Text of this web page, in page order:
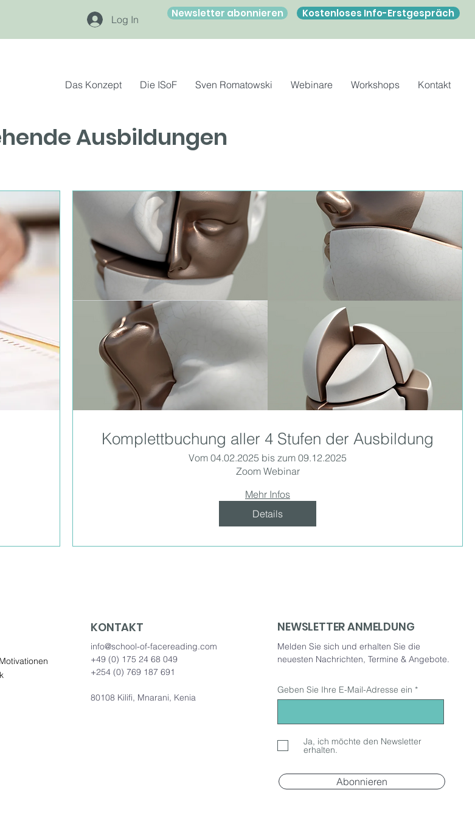
Log In Newsletter abonnieren Kostenloses Info-Erstgespräch
Das Konzept Die ISoF Sven Romatowski Webinare Workshops Kontakt
Ausbildungen
Komplettbuchung aller 4 Stufen der Ausbildung
Vom 04.02.2025 bis zum 09.12.2025
Zoom Webinar
Mehr Infos
Details
KONTAKT
info@school-of-facereading.com
+49 (0) 175 24 68 049
+254 (0) 769 187 691
80108 Kilifi, Mnarani, Kenia
NEWSLETTER ANMELDUNG
Melden Sie sich und erhalten Sie die
neuesten Nachrichten, Termine & Angebote.
Geben Sie Ihre E-Mail-Adresse ein
Ja, ich möchte den Newsletter
erhalten.
Abonnieren